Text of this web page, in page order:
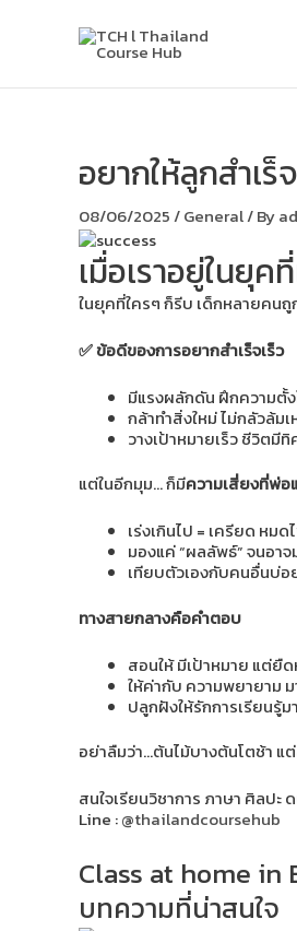
อยากให้ลูกสำเร็
08/06/2025/General/ By
เมื่อเราอยู่ในยุค
ในยุคที่ใครๆ ก็รีบ เด็กหลายคนถู
✅ ข้อดีของการอยากสำเร็จเร็ว
มีแรงผลักดัน ฝึกความตั้ง
กล้าทำสิ่งใหม่ ไม่กลัวล้มเ
วางเป้าหมายเร็ว ชีวิตมี
แต่ในอีกมุม… ก็มีความเสี่ยงที่พ่อ
เร่งเกินไป = เครียด หมด
มองแค่ “ผลลัพธ์” จนอาจ
เทียบตัวเองกับคนอื่นบ่อ
ทางสายกลางคือคำตอบ
สอนให้ มีเป้าหมาย แต่ยื
ให้ค่ากับ ความพยายาม ม
ปลูกฝังให้รักการเรียนรู้
อย่าลืมว่า…ต้นไม้บางต้นโตช้า แ
สนใจเรียนวิชาการ ภาษา ศิลปะ
Line :@thailandcoursehub
Class at home in
บทความที่น่าสนใจ